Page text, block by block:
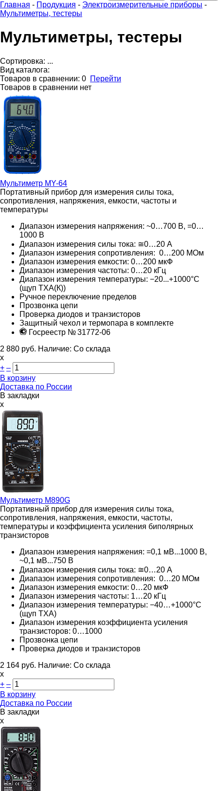
Главная - Продукция - Электроизмерительные приборы -
Мультиметры, тестеры
Мультиметры, тестеры
Сортировка: ...
Вид каталога:
Товаров в сравнении: 0 Перейти
Товаров в сравнении нет
Мультиметр MY-64
Портативный прибор для измерения силы тока,
сопротивления, напряжения, емкости, частоты и
температуры
Диапазон измерения напряжения: ~0…700 B, =0…
1000 B
Диапазон измерения силы тока: ≅0…20 А
Диапазон измерения сопротивления: 0…200 МОм
Диапазон измерения емкости: 0…200 мкФ
Диапазон измерения частоты: 0…20 кГц
Диапазон измерения температуры: −20...+1000°С
(щуп ТХА(К))
Ручное переключение пределов
Прозвонка цепи
Проверка диодов и транзисторов
Защитный чехол и термопара в комплекте
Госреестр № 31772-06
2 880 руб. Наличие: Со склада
х
+ –
В корзину
Доставка по России
В закладки
x
Мультиметр M890G
Портативный прибор для измерения силы тока,
сопротивления, напряжения, емкости, частоты,
температуры и коэффициента усиления биполярных
транзисторов
Диапазон измерения напряжения: =0,1 мВ...1000 В,
~0,1 мВ...750 В
Диапазон измерения силы тока: ≅0…20 А
Диапазон измерения сопротивления: 0…20 МОм
Диапазон измерения емкости: 0…20 мкФ
Диапазон измерения частоты: 1…20 кГц
Диапазон измерения температуры: −40…+1000°С
(щуп ТХА)
Диапазон измерения коэффициента усиления
транзисторов: 0…1000
Прозвонка цепи
Проверка диодов и транзисторов
2 164 руб. Наличие: Со склада
х
+ –
В корзину
Доставка по России
В закладки
x